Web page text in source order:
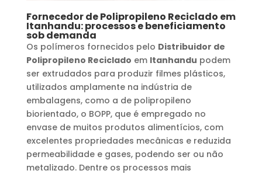
Fornecedor de Polipropileno Reciclado em
Itanhandu: processos e beneficiamento
sob demanda
Os polímeros fornecidos pelo Distribuidor de
Polipropileno Reciclado em Itanhandu podem
ser extrudados para produzir filmes plásticos,
utilizados amplamente na indústria de
embalagens, como a de polipropileno
biorientado, o BOPP, que é empregado no
envase de muitos produtos alimentícios, com
excelentes propriedades mecânicas e reduzida
permeabilidade e gases, podendo ser ou não
metalizado. Dentre os processos mais